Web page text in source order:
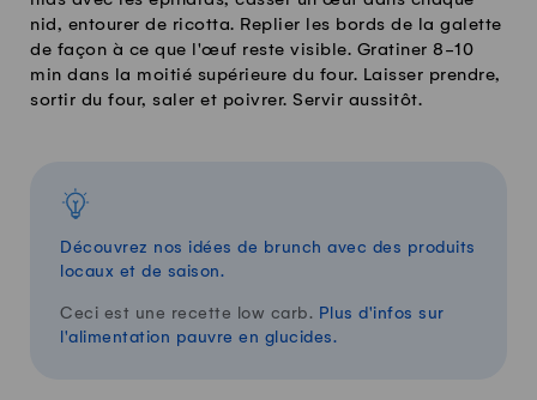
nid, entourer de ricotta. Replier les bords de la galette
de façon à ce que l'œuf reste visible. Gratiner 8-10
min dans la moitié supérieure du four. Laisser prendre,
sortir du four, saler et poivrer. Servir aussitôt.
Découvrez nos idées de brunch avec des produits
locaux et de saison.
Ceci est une recette low carb. Plus d'infos sur
l'alimentation pauvre en glucides.